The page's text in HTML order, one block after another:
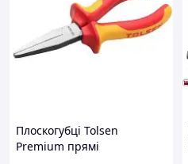
Плоскогубці Tolsen
Premium прямі